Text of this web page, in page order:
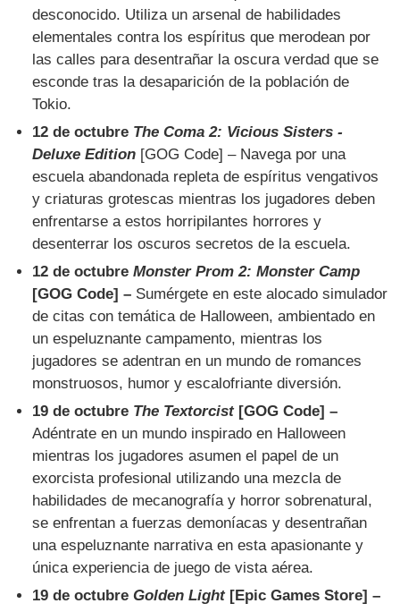
desconocido. Utiliza un arsenal de habilidades
elementales contra los espíritus que merodean por
las calles para desentrañar la oscura verdad que se
esconde tras la desaparición de la población de
Tokio.
12 de octubre The Coma 2: Vicious Sisters -
Deluxe Edition [GOG Code] – Navega por una
escuela abandonada repleta de espíritus vengativos
y criaturas grotescas mientras los jugadores deben
enfrentarse a estos horripilantes horrores y
desenterrar los oscuros secretos de la escuela.
12 de octubreMonster Prom 2: Monster Camp
[GOG Code] – Sumérgete en este alocado simulador
de citas con temática de Halloween, ambientado en
un espeluznante campamento, mientras los
jugadores se adentran en un mundo de romances
monstruosos, humor y escalofriante diversión.
19 de octubre The Textorcist[GOG Code] –
Adéntrate en un mundo inspirado en Halloween
mientras los jugadores asumen el papel de un
exorcista profesional utilizando una mezcla de
habilidades de mecanografía y horror sobrenatural,
se enfrentan a fuerzas demoníacas y desentrañan
una espeluznante narrativa en esta apasionante y
única experiencia de juego de vista aérea.
19 de octubreGolden Light[Epic Games Store] –